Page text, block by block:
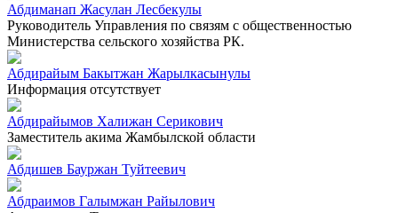
Абдиманап Жасулан Лесбекулы
Руководитель Управления по связям с общественностью
Министерства сельского хозяйства РК.
Абдирайым Бакытжан Жарылкасынулы
Информация отсутствует
Абдирайымов Халижан Серикович
Заместитель акима Жамбылской области
Абдишев Бауржан Туйтеевич
Абдраимов Галымжан Райылович